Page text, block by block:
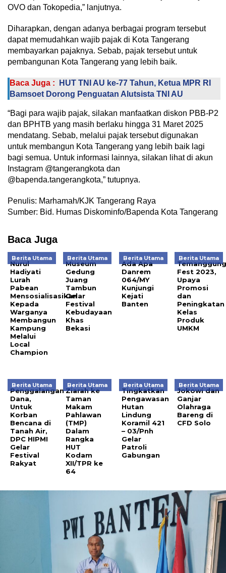
OVO dan Tokopedia,” lanjutnya.
Diharapkan, dengan adanya berbagai program tersebut
dapat memudahkan wajib pajak di Kota Tangerang
membayarkan pajaknya. Sebab, pajak tersebut untuk
pembangunan Kota Tangerang yang lebih baik.
Baca Juga :
HUT TNI AU ke-77 Tahun, Ketua MPR RI
Bamsoet Dorong Penguatan Alutsista TNI AU
“Bagi para wajib pajak, silakan manfaatkan diskon PBB-P2
dan BPHTB yang masih berlaku hingga 31 Maret 2025
mendatang. Sebab, melalui pajak tersebut digunakan
untuk membangun Kota Tangerang yang lebih baik lagi
bagi semua. Untuk informasi lainnya, silakan lihat di akun
Instagram @tangerangkota dan
@bapenda.tangerangkota,” tutupnya.
Penulis: Marhamah/KJK Tangerang Raya
Sumber: Bid. Humas Diskominfo/Bapenda Kota Tangerang
Baca Juga
Berita Utama
Nurul
Hadiyati
Lurah
Pabean
Mensosialisasikan
Kepada
Warganya
Membangun
Kampung
Melalui
Local
Champion
Berita Utama
Museum
Gedung
Juang
Tambun
Gelar
Festival
Kebudayaan
Khas
Bekasi
Berita Utama
Ada Apa
Danrem
064/MY
Kunjungi
Kejati
Banten
Berita Utama
Fest 2023,
Upaya
Promosi
dan
Peningkatan
Kelas
Produk
UMKM
Berita Utama
Penggalangan
Dana,
Untuk
Korban
Bencana di
Tanah Air,
DPC HIPMI
Gelar
Festival
Rakyat
Berita Utama
Ziarah ke
Taman
Makam
Pahlawan
(TMP)
Dalam
Rangka
HUT
Kodam
XII/TPR ke
64
Berita Utama
Tingkatkan
Pengawasan
Hutan
Lindung
Koramil 421
– 03/Pnh
Gelar
Patroli
Gabungan
Berita Utama
Jokowi dan
Ganjar
Olahraga
Bareng di
CFD Solo